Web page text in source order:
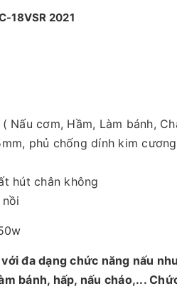
18VSR 2021
Nấu cơm, Hầm, Làm bánh,
phủ chống dính kim
hút chân không
đa dạng chức năng nấu
bánh, hấp, nấu cháo,...